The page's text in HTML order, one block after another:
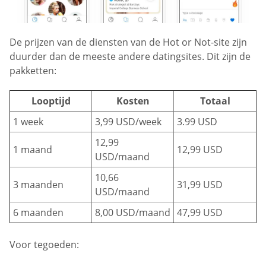
De prijzen van de diensten van de Hot or Not-site zijn
duurder dan de meeste andere datingsites. Dit zijn de
pakketten:
Looptijd Kosten
Totaal
1 week
3,99 USD/week 3.99 USD
1 maand
12,99
USD/maand
12,99 USD
3 maanden
10,66
USD/maand
31,99 USD
6 maanden 8,00 USD/maand 47,99 USD
Voor tegoeden: